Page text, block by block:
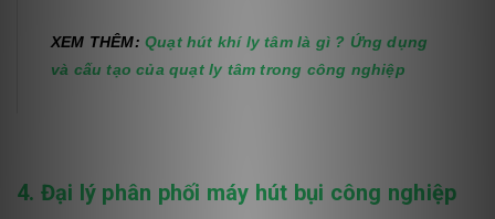
XEM THÊM: Quạt hút khí ly tâm là gì ? Ứng dụng
và cấu tạo của quạt ly tâm trong công nghiệp
4. Đại lý phân phối máy hút bụi công nghiệp